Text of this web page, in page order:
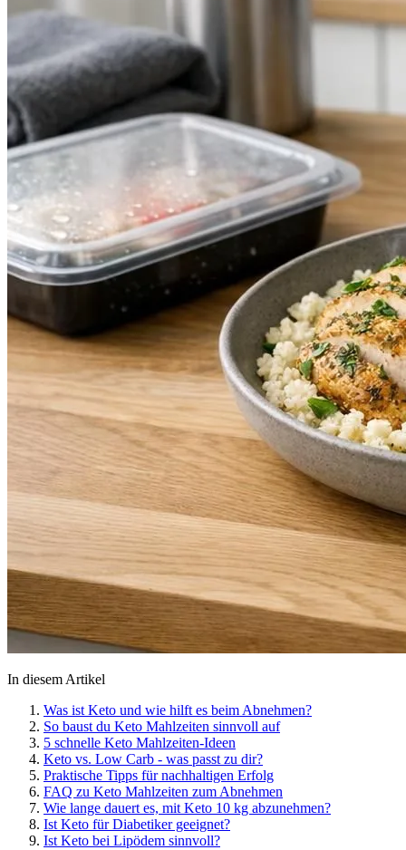
In diesem Artikel
Was ist Keto und wie hilft es beim Abnehmen?
So baust du Keto Mahlzeiten sinnvoll auf
5 schnelle Keto Mahlzeiten-Ideen
Keto vs. Low Carb - was passt zu dir?
Praktische Tipps für nachhaltigen Erfolg
FAQ zu Keto Mahlzeiten zum Abnehmen
Wie lange dauert es, mit Keto 10 kg abzunehmen?
Ist Keto für Diabetiker geeignet?
Ist Keto bei Lipödem sinnvoll?